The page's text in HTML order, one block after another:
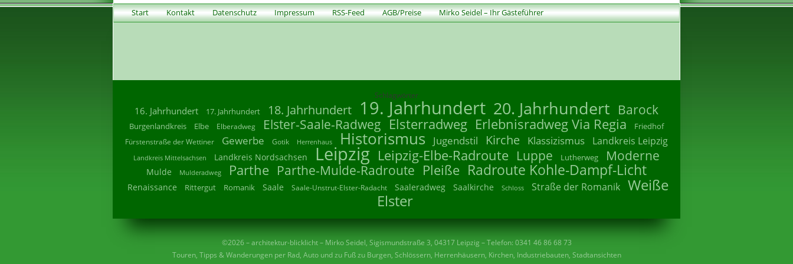
Start Kontakt Datenschutz Impressum RSS-Feed AGB/Preise Mirko Seidel – Ihr Gästeführer
Schlagwörter
16. Jahrhundert 17. Jahrhundert 18. Jahrhundert 19. Jahrhundert 20. Jahrhundert Barock
Burgenlandkreis Elbe Elberadweg Elster-Saale-Radweg Elsterradweg Erlebnisradweg Via Regia Friedhof
Fürstenstraße der Wettiner Gewerbe Gotik Herrenhaus Historismus Jugendstil Kirche Klassizismus Landkreis Leipzig
Landkreis Mittelsachsen Landkreis Nordsachsen Leipzig Leipzig-Elbe-Radroute Luppe Lutherweg Moderne
Mulde Mulderadweg Parthe Parthe-Mulde-Radroute Pleiße Radroute Kohle-Dampf-Licht
Renaissance Rittergut Romanik Saale Saale-Unstrut-Elster-Radacht Saaleradweg Saalkirche Schloss Straße der Romanik Weiße
Elster
©2026 – architektur-blicklicht – Mirko Seidel, Sigismundstraße 3, 04317 Leipzig – Telefon: 0341 46 86 68 73
Touren, Tipps & Wanderungen per Rad, Auto und zu Fuß zu Burgen, Schlössern, Herrenhäusern, Kirchen, Industriebauten, Stadtansichten